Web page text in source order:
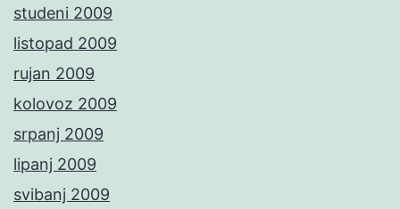
studeni 2009
listopad 2009
rujan 2009
kolovoz 2009
srpanj 2009
lipanj 2009
svibanj 2009